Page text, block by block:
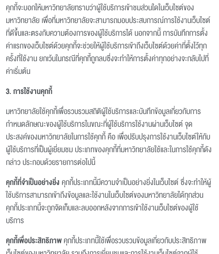
คุกกี้จะบอกให้มหาวิทยาลัยทราบว่าผู้ใช้บริการเข้าชมส่วนใดในเว็บไซต์ของ
มหาวิทยาลัย เพื่อที่มหาวิทยาลัยจะสามารถมอบประสบการณ์การใช้งานเว็บไซต์
ที่ดีขึ้นและตรงกับความต้องการของผู้ใช้บริการได้ นอกจากนี้ การบันทึกการตั้ง
ค่าแรกของเว็บไซต์ด้วยคุกกี้จะช่วยให้ผู้ใช้บริการเข้าถึงเว็บไซต์ด้วยค่าที่ตั้งไว้ทุก
ครั้งที่ใช้งาน ยกเว้นในกรณีที่คุกกี้ถูกลบซึ่งจะทำให้การตั้งค่าทุกอย่างจะกลับไปที่
ค่าเริ่มต้น
3. การใช้งานคุกกี้
มหาวิทยาลัยใช้คุกกี้เพื่อรวบรวมสถิติผู้ใช้บริการและบันทึกข้อมูลเกี่ยวกับการ
กำหนดลักษณะของผู้ใช้บริการในขณะที่ผู้ใช้บริการใช้งานผ่านเว็บไซต์ จุด
ประสงค์ของมหาวิทยาลัยในการใช้คุกกี้ คือ เพื่อปรับปรุงการใช้งานเว็บไซต์ให้กับ
ผู้ใช้บริการที่เป็นผู้เยี่ยมชม ประเภทของคุกกี้ที่มหาวิทยาลัยใช้และในการใช้คุกกี้ดัง
กล่าว ประกอบด้วยรายการต่อไปนี้
คุกกี้ที่จำเป็นอย่างยิ่ง คุกกี้ประเภทนี้มีความจำเป็นอย่างยิ่งในเว็บไซต์ ซึ่งจะทำให้ผู้
ใช้บริการสามารถเข้าถึงข้อมูลและใช้งานในเว็บไซต์ของมหาวิทยาลัยได้ทุกส่วน
คุกกี้ประเภทนี้จะถูกจัดเก็บและลบออกหลังจากการเข้าใช้งานเว็บไซต์ของผู้ใช้
บริการ
คุกกี้เพื่อประสิทธิภาพคุกกี้ประเภทนี้ใช้เพื่อรวบรวมข้อมูลเกี่ยวกับประสิทธิภาพ